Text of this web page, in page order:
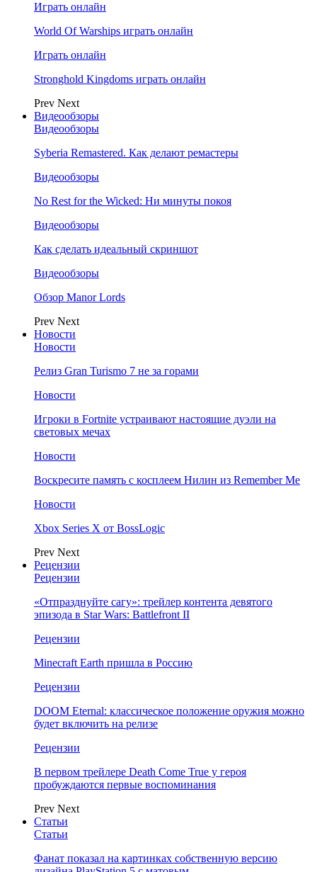
Играть онлайн
World Of Warships играть онлайн
Играть онлайн
Stronghold Kingdoms играть онлайн
Prev Next
Видеообзоры
Видеообзоры
Syberia Remastered. Как делают ремастеры
Видеообзоры
No Rest for the Wicked: Ни минуты покоя
Видеообзоры
Как сделать идеальный скриншот
Видеообзоры
Обзор Manor Lords
Prev Next
Новости
Новости
Релиз Gran Turismo 7 не за горами
Новости
Игроки в Fortnite устраивают настоящие дуэли на
световых мечах
Новости
Воскресите память с косплеем Нилин из Remember Me
Новости
Xbox Series X от BossLogic
Prev Next
Рецензии
Рецензии
«Отпразднуйте сагу»: трейлер контента девятого
эпизода в Star Wars: Battlefront II
Рецензии
Minecraft Earth пришла в Россию
Рецензии
DOOM Eternal: классическое положение оружия можно
будет включить на релизе
Рецензии
В первом трейлере Death Come True у героя
пробуждаются первые воспоминания
Prev Next
Статьи
Статьи
Фанат показал на картинках собственную версию